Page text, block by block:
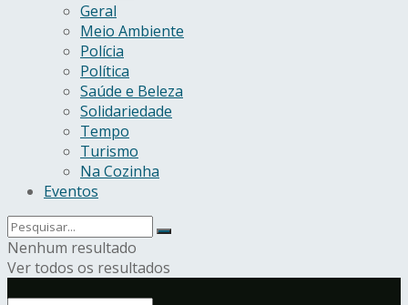
Geral
Meio Ambiente
Polícia
Política
Saúde e Beleza
Solidariedade
Tempo
Turismo
Na Cozinha
Eventos
Nenhum resultado
Ver todos os resultados